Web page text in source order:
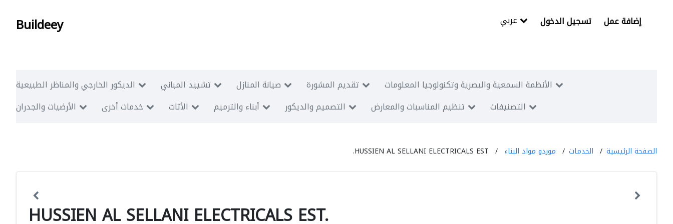
Buildeey تسجيل الدخول إضافة عمل
الديكور الخارجي والمناظر الطبيعية تشييد المباني صيانة المنازل تقديم المشورة
الأنظمة السمعية والبصرية وتكنولوجيا المعلومات
الأرضيات والجدران
خدمات أخرى الأثاث أبناء والترميم التصميم والديكور تنظيم المناسبات والمعارض التصنيفات
الصفحة الرئيسية الخدمات موردو مواد البناء HUSSIEN AL SELLANI ELECTRICALS EST.
HUSSIEN AL SELLANI ELECTRICALS EST.